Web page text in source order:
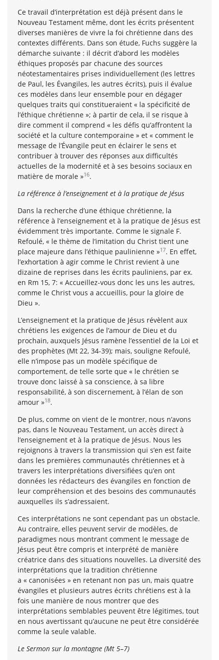
Ce travail d’interprétation est déjà présent dans le
Nouveau Testament même, dont les écrits présentent
diverses manières de vivre la foi chrétienne dans des
contextes différents. Dans son étude, Fuchs suggère la
démarche suivante : il décrit d’abord les modèles
éthiques proposés par chacune des sources
néotestamentaires prises individuellement (les lettres
de Paul, les Évangiles, les autres écrits), puis il évalue
ces modèles dans leur ensemble pour en dégager
quelques traits qui constitueraient « la spécificité de
l’éthique chrétienne »; à partir de cela, il se risque à
dire comment il comprend « les défis qu’affrontent la
société et la culture contemporaine » et « comment le
message de l’Évangile peut en éclairer le sens et
contribuer à trouver des réponses aux difficultés
actuelles de la modernité et à ses besoins sociaux en
matière de morale »16.
La référence à l’enseignement et à la pratique de Jésus
Dans la recherche d’une éthique chrétienne, la
référence à l’enseignement et à la pratique de Jésus est
évidemment très importante. Comme le signale F.
Refoulé, « le thème de l’imitation du Christ tient une
place majeure dans l’éthique paulinienne »17. En effet,
l’exhortation à agir comme le Christ revient à une
dizaine de reprises dans les écrits pauliniens, par ex.
en Rm 15, 7: « Accueillez-vous donc les uns les autres,
comme le Christ vous a accueillis, pour la gloire de
Dieu ».
L’enseignement et la pratique de Jésus révèlent aux
chrétiens les exigences de l’amour de Dieu et du
prochain, auxquels Jésus ramène l’essentiel de la Loi et
des prophètes (Mt 22, 34-39); mais, souligne Refoulé,
elle n’impose pas un modèle spécifique de
comportement, de telle sorte que « le chrétien se
trouve donc laissé à sa conscience, à sa libre
responsabilité, à son discernement, à l’élan de son
amour »18.
De plus, comme on vient de le montrer, nous n’avons
pas, dans le Nouveau Testament, un accès direct à
l’enseignement et à la pratique de Jésus. Nous les
rejoignons à travers la transmission qui s’en est faite
dans les premières communautés chrétiennes et à
travers les interprétations diversifiées qu’en ont
données les rédacteurs des évangiles en fonction de
leur compréhension et des besoins des communautés
auxquelles ils s’adressaient.
Ces interprétations ne sont cependant pas un obstacle.
Au contraire, elles peuvent servir de modèles, de
paradigmes nous montrant comment le message de
Jésus peut être compris et interprété de manière
créatrice dans des situations nouvelles. La diversité des
interprétations que la tradition chrétienne
a « canonisées » en retenant non pas un, mais quatre
évangiles et plusieurs autres écrits chrétiens est à la
fois une manière de nous montrer que des
interprétations semblables peuvent être légitimes, tout
en nous avertissant qu’aucune ne peut être considérée
comme la seule valable.
Le Sermon sur la montagne (Mt 5–7)